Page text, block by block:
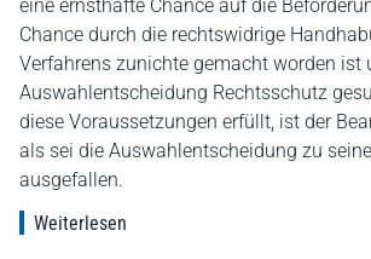
eine ernsthafte Chance auf die
Chance durch die rechtswidrige
Verfahrens zunichte gemacht worden ist
Auswahlentscheidung Rechtsschutz
diese Voraussetzungen erfüllt, ist der
als sei die Auswahlentscheidung zu
ausgefallen.
Weiterlesen